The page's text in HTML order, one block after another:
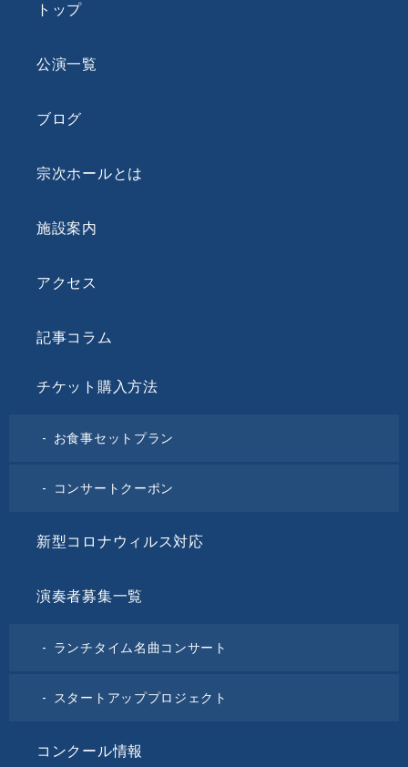
トップ
公演一覧
ブログ
宗次ホールとは
施設案内
アクセス
記事コラム
チケット購入方法
お食事セットプラン
コンサートクーポン
新型コロナウィルス対応
演奏者募集一覧
ランチタイム名曲コンサート
スタートアッププロジェクト
コンクール情報